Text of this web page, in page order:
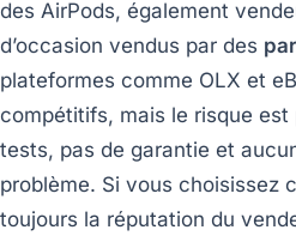
des AirPods, également
d’occasion vendus par des
plateformes comme OLX et
compétitifs, mais le risque
tests, pas de garantie et
problème. Si vous choisissez
toujours la réputation du